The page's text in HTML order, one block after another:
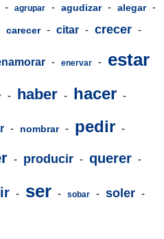
- agrupar - agudizar - alegar -
carecer - citar - crecer -
- enervar - estar
- haber - hacer -
- nombrar - pedir -
- producir - querer -
- ser - sobar - soler -